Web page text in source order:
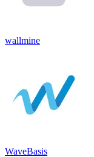
wallmine
WaveBasis